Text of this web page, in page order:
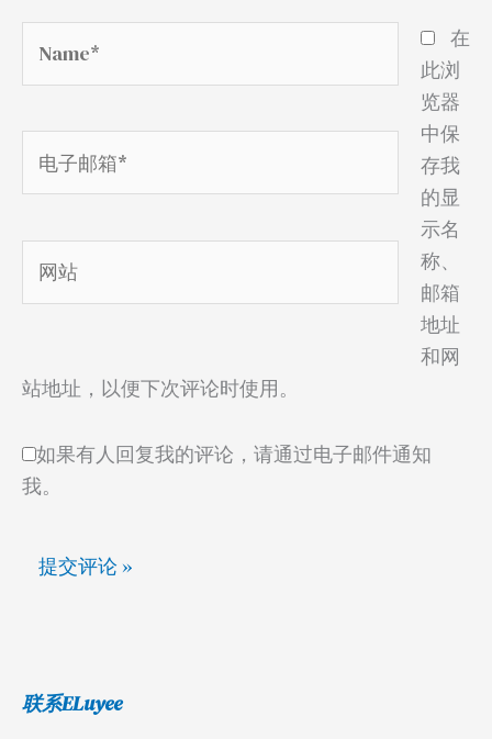
子
箱
站
在
此浏
览器
中保
存我
的显
示名
称、
邮箱
地址
和网
站地址，以便下次评论时使用。
如果有人回复我的评论，请通过电子邮件通知
我。
联系ELuyee